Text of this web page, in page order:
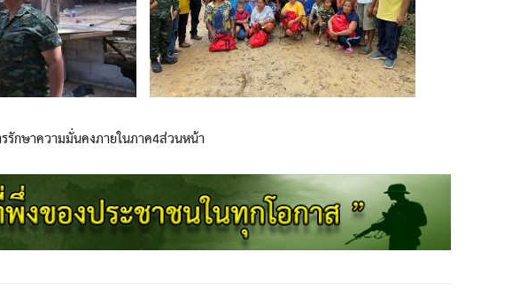
รักษาความมั่นคงภายในภาค4ส่วนหน้า